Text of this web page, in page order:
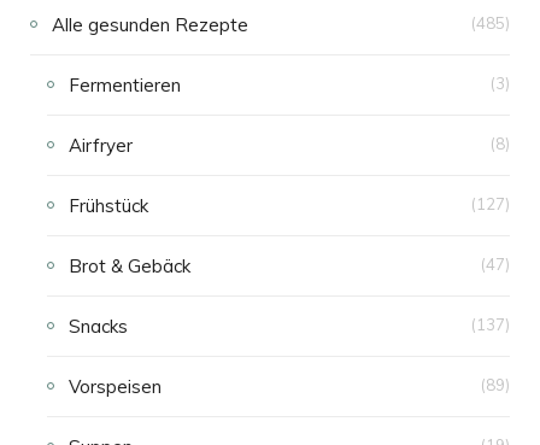
Alle gesunden Rezepte (485)
Fermentieren (3)
Airfryer (8)
Frühstück (127)
Brot & Gebäck (47)
Snacks (137)
Vorspeisen (89)